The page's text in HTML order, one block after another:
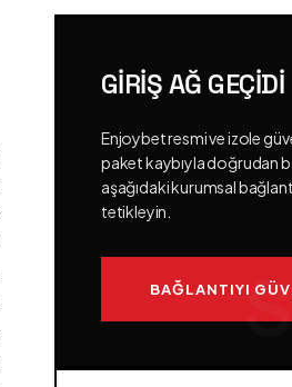
GIRIŞ AĞ GEÇIDI
Enjoybet resmi ve izole
paket kaybıyla doğrudan
aşağıdaki kurumsal
tetikleyin.
BAĞLANTIYI